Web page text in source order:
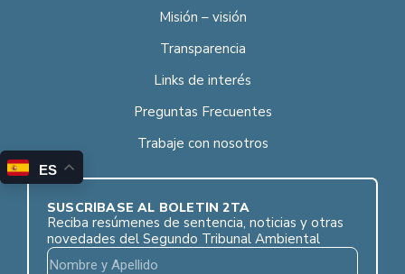
Misión – visión
Transparencia
Links de interés
Preguntas Frecuentes
Trabaje con nosotros
SUSCRÍBASE AL BOLETÍN 2TA
Reciba resúmenes de sentencia, noticias y otras
novedades del Segundo Tribunal Ambiental
ES